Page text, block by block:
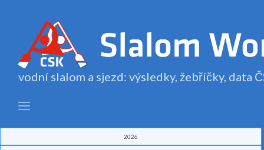
vodní slalom a sjezd: výsledky, žebříčky, data
2026